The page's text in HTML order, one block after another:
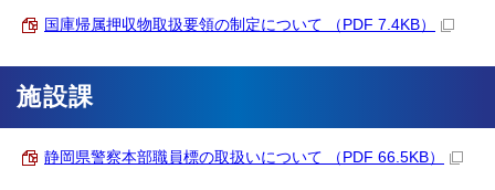
国庫帰属押収物取扱要領の制定について （PDF 7.4KB）
施設課
静岡県警察本部職員標の取扱いについて （PDF 66.5KB）